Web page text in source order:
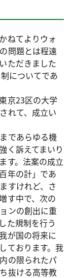
ねてよりウォ
問題とは程遠
ただきました
についてであ
京23区の大学
れて、成立い
であらゆる機
く訴えてまいり
す。法案の成立
年の計」であ
すけれど、さ
す中で、次の
ンの創出に重
た規制を行う
が国の将来に
ております。我
の限られたパ
抜ける高等教